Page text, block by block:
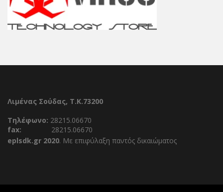
Λιμένας Σούδας, Τ.Κ.73200
Τηλέφωνο: 28215.06670
fax:
28215.06670
eplsdk.gr 2020. Με επιφύλαξη παντός δικαιώματος